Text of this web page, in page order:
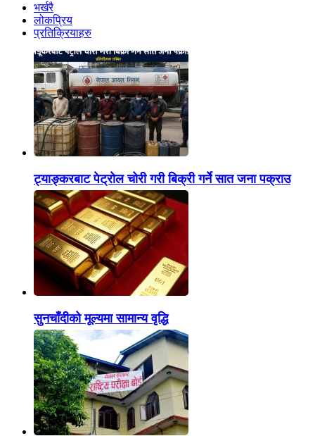
भर्खरै
लोकप्रिय
प्रतिक्रियाहरु
ट्याङ्करबाट पेट्रोल चोरी गरी बिक्री गर्ने सात जना पक्राउ
सुनचाँदीको मूल्यमा सामान्य वृद्धि